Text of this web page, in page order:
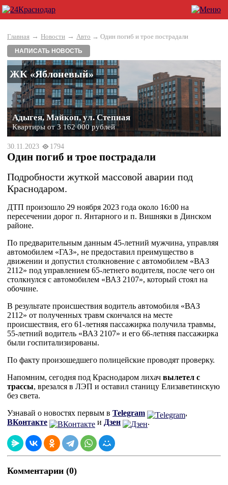
Главная → Новости → Авто → Один погиб и трое пострадали
НАПИСАТЬ НОВОСТЬ
ЖК «Яблоневый»
Адыгея, Майкоп, ул. Степная
Квартиры от 3 162 000 рублей
30.11.2023 1794
Один погиб и трое пострадали
Подробности жуткой массовой аварии под
Краснодаром.
ДТП произошло 29 ноября 2023 года около 16:00 на
пересечении дорог п. Янтарного и п. Вишняки в Динском
районе.
По предварительным данным 45-летний мужчина, управляя
автомобилем «ГАЗ», не предоставил преимущество в
движении и допустил столкновение с автомобилем «ВАЗ
2112» под управлением 65-летнего водителя, после чего он
столкнулся с автомобилем «ВАЗ 2107», который стоял на
обочине.
В результате происшествия водитель автомобиля «ВАЗ
2112» от полученных травм скончался на месте
происшествия, его 61-летняя пассажирка получила травмы,
55-летний водитель «ВАЗ 2107» и его 66-летняя пассажирка
были госпитализированы.
По факту произошедшего полицейские проводят проверку.
Напомним, сегодня под Краснодаром лихач вылетел с
трассы, врезался в ЛЭП и оставил станицу Елизаветинскую
без света.
Узнавай о новостях первым в Telegram
,
ВКонтакте
и Дзен .
Комментарии (0)